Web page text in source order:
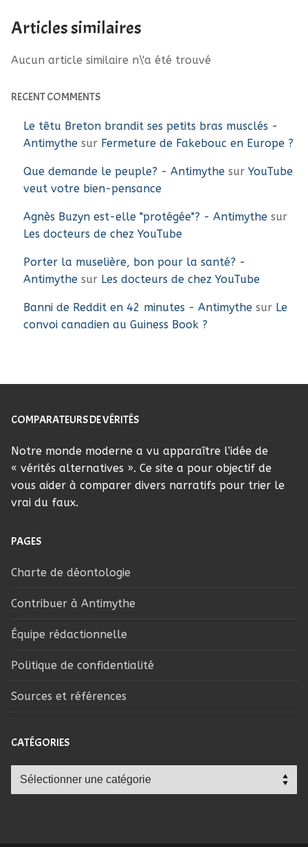
Articles similaires
Aucun article similaire n\'a été trouvé
RECENT COMMENTS
Le têtu Breton brandit ses petits bras musclés -
Antimythe sur Fermeture de Fakebouc en Europe ?
Que demande le peuple? - Antimythe sur YouTube
veut votre bien-pensance
Agnès Buzyn est-elle "protégée"? - Antimythe sur
Les docteurs de chez YouTube
Porter la muselière, bon pour la santé? -
Antimythe sur Les docteurs de chez YouTube
Banni de Reddit en 42 minutes - Antimythe sur Le
convoi canadien au Guiness Book ?
COMPARATEURS DE VÉRITÉS
Notre monde moderne a vu apparaître l’idée de
« vérités alternatives ». Ce site a pour objectif de
vous aider à comparer divers narratifs pour trier le
vrai du faux.
PAGES
Charte de déontologie
Contribuer à Antimythe
Équipe rédactionnelle
Politique de confidentialité
Sources et références
CATÉGORIES
Catégories